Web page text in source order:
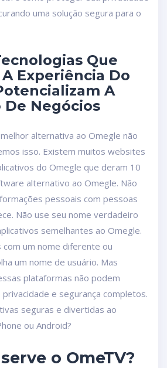
uma solução segura para o
Que
Experiência Do
A
De Negócios
alternativa ao Omegle não
isso. Existem muitos websites
do Omegle que deram 10
alternativo ao Omegle. Não
pessoais com pessoas
Não use seu nome verdadeiro
semelhantes ao Omegle.
com um nome diferente ou
um nome de usuário. Mas
plataformas não podem
e segurança completos.
seguras e divertidas ao
ou Android?
o OmeTV?